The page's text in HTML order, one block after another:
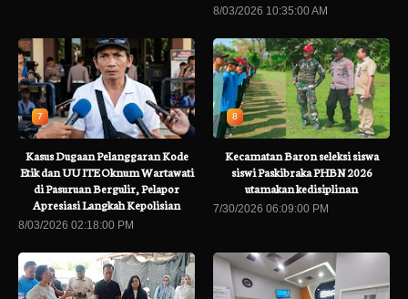
8/03/2026 10:35:00 AM
7
Kasus Dugaan Pelanggaran Kode
Etik dan UU ITE Oknum Wartawati
di Pasuruan Bergulir, Pelapor
Apresiasi Langkah Kepolisian
8/03/2026 02:18:00 PM
8
Kecamatan Baron seleksi siswa
siswi Paskibraka PHBN 2026
utamakan kedisiplinan
7/30/2026 06:09:00 PM